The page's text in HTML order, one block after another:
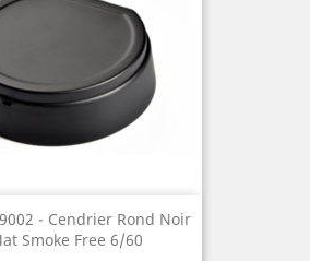
- Cendrier Rond Noir
Smoke Free 6/60